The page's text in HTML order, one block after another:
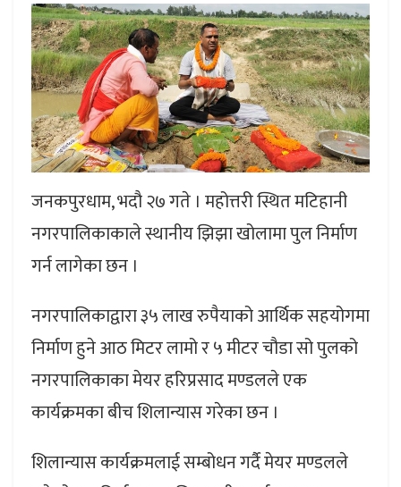
जनकपुरधाम, भदौ २७ गते । महोत्तरी स्थित मटिहानी
नगरपालिकाकाले स्थानीय झिझा खोलामा पुल निर्माण
गर्न लागेका छन ।
नगरपालिकाद्वारा ३५ लाख रुपैयाको आर्थिक सहयोगमा
निर्माण हुने आठ मिटर लामो र ५ मीटर चौडा सो पुलको
नगरपालिकाका मेयर हरिप्रसाद मण्डलले एक
कार्यक्रमका बीच शिलान्यास गरेका छन ।
शिलान्यास कार्यक्रमलाई सम्बोधन गर्दै मेयर मण्डलले